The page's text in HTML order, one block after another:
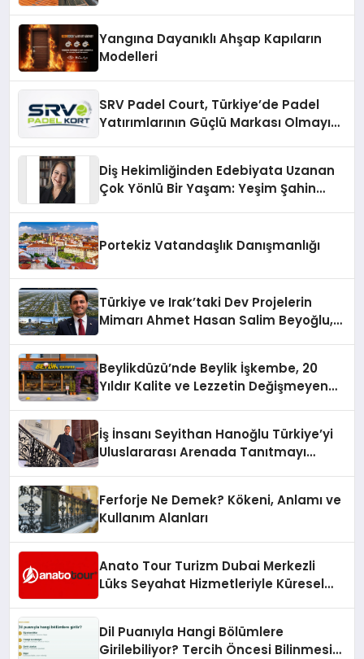
Yangına Dayanıklı Ahşap Kapıların
Modelleri
SRV Padel Court, Türkiye’de Padel
Yatırımlarının Güçlü Markası Olmayı
Diş Hekimliğinden Edebiyata Uzanan
Çok Yönlü Bir Yaşam: Yeşim Şahin
Portekiz Vatandaşlık Danışmanlığı
Türkiye ve Irak’taki Dev Projelerin
Mimarı Ahmet Hasan Salim Beyoğlu,
Hayata Geçirecek
Beylikdüzü’nde Beylik İşkembe, 20
Yıldır Kalite ve Lezzetin Değişmeyen
İş İnsanı Seyithan Hanoğlu Türkiye’yi
Uluslararası Arenada Tanıtmayı
Ferforje Ne Demek? Kökeni, Anlamı ve
Kullanım Alanları
Anato Tour Turizm Dubai Merkezli
Lüks Seyahat Hizmetleriyle Küresel
Dil Puanıyla Hangi Bölümlere
Girilebiliyor? Tercih Öncesi Bilinmesi